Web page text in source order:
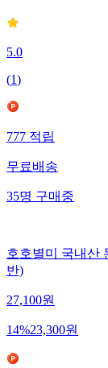
5.0
(1)
777적립
무료배송
35명구매중
호호별미 국내산
반)
27,100원
14%23,300원